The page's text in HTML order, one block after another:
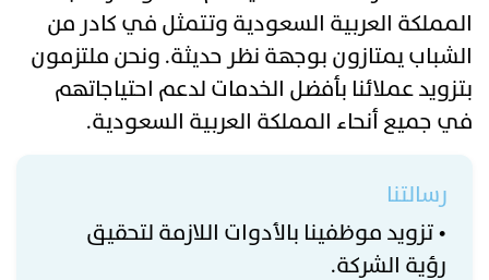
المملكة العربية السعودية وتتمثل في كادر من
الشباب يمتازون بوجهة نظر حديثة. ونحن ملتزمون
بتزويد عملائنا بأفضل الخدمات لدعم احتياجاتهم
في جميع أنحاء المملكة العربية السعودية.
رسالتنا
• تزويد موظفينا بالأدوات اللازمة لتحقيق
رؤية الشركة.